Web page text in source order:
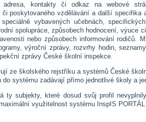
kontakty či odkaz na webové
poskytovaného vzdělávání a další specifika
vybavených učebnách,
spolupráce, způsobech hodnocení, výuce
nebo způsobech informování rodičů.
výroční zprávy, rozvrhy hodin,
zprávy České školní inspekce.
ze školského rejstříku a systémů České
systému zadávají přímo jednotlivé školy a
ty subjekty, které dosud svůj profil
využitelnost systému InspIS PORTÁL